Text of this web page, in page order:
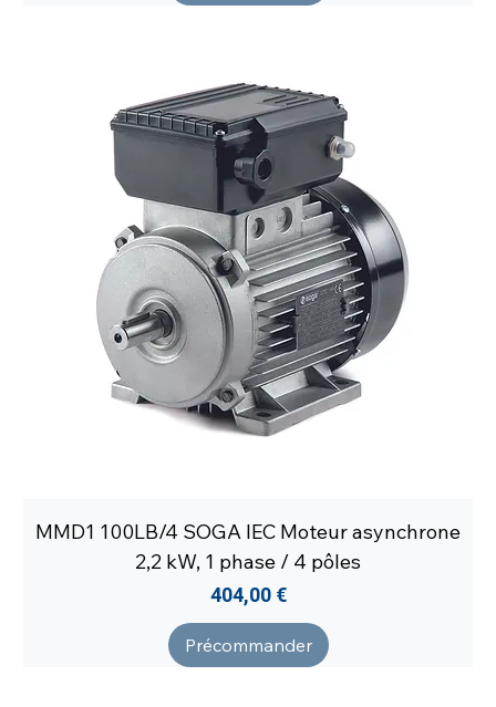
MMD1 100LB/4 SOGA IEC Moteur asynchrone
2,2 kW, 1 phase / 4 pôles
Prix
404,00 €
Précommander